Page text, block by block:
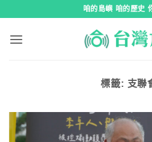
咱的島嶼 咱的歷史
標籤: 支聯